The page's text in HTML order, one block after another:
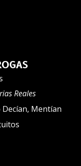
Reales
Decían, Mentían